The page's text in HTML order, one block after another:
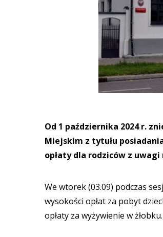
Od 1 października 2024 r.
Miejskim z tytułu
opłaty dla rodziców z
We wtorek (03.09) podczas
wysokości opłat za pobyt
opłaty za wyżywienie w żłobku.